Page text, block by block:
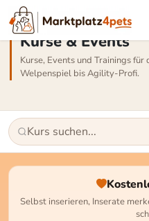
Kurse & Events
Kurse, Events und Trainings für
Welpenspiel bis Agility-Profi.
Selbst inserieren, Inserate